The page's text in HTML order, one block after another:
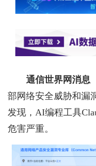
通信世界网消息
部网络安全威胁和漏
发现，AI编程工具
危害严重。